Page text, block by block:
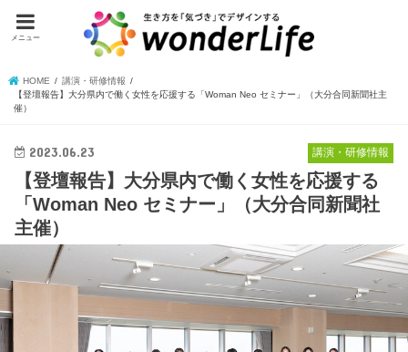
メニュー
HOME
講演・研修情報
【登壇報告】大分県内で働く女性を応援する「Woman Neo セミナー」（大分合同新聞社主
催）
講演・研修情報
2023.06.23
【登壇報告】大分県内で働く女性を応援する
「Woman Neo セミナー」（大分合同新聞社
主催）